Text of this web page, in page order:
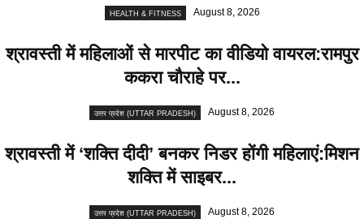
HEALTH & FITNESS August 8, 2026
श्रावस्ती में महिलाओं से मारपीट का वीडियो वायरल:रामपुर
ककरा चौराहे पर...
उत्तर प्रदेश (UTTAR PRADESH) August 8, 2026
श्रावस्ती में ‘शक्ति दीदी’ बनकर निडर होंगी महिलाएं:मिशन
शक्ति में साइबर...
उत्तर प्रदेश (UTTAR PRADESH) August 8, 2026